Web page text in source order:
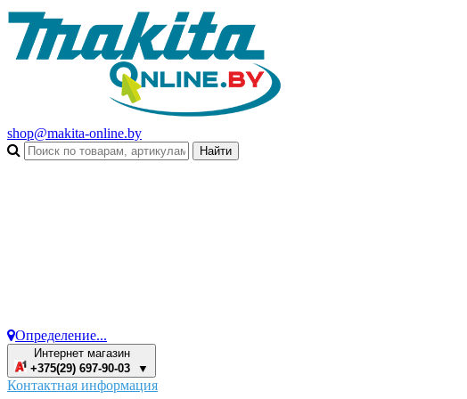
shop@makita-online.by
Определение...
Интернет магазин
+375(29) 697-90-03 ▼
Контактная информация